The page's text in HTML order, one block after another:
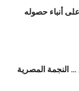
أنباء حصوله
المصرية